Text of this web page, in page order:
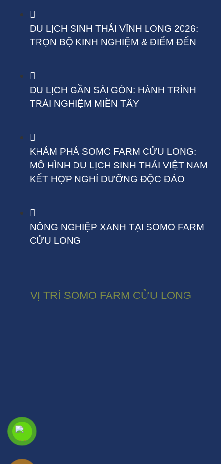
DU LỊCH SINH THÁI VĨNH LONG 2026:
TRỌN BỘ KINH NGHIỆM & ĐIỂM ĐẾN
DU LỊCH GẦN SÀI GÒN: HÀNH TRÌNH
TRẢI NGHIỆM MIỀN TÂY
KHÁM PHÁ SOMO FARM CỬU LONG:
MÔ HÌNH DU LỊCH SINH THÁI VIỆT NAM
KẾT HỢP NGHỈ DƯỠNG ĐỘC ĐÁO
NÔNG NGHIỆP XANH TẠI SOMO FARM
CỬU LONG
VỊ TRÍ SOMO FARM CỬU LONG